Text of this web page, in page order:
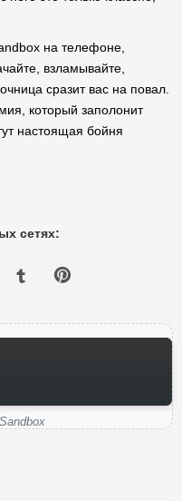
на телефоне,
взламывайте,
сразит вас на повал.
который заполонит
настоящая бойня
сетях: